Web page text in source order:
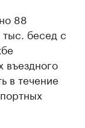
88
бесед с
въездного
в течение